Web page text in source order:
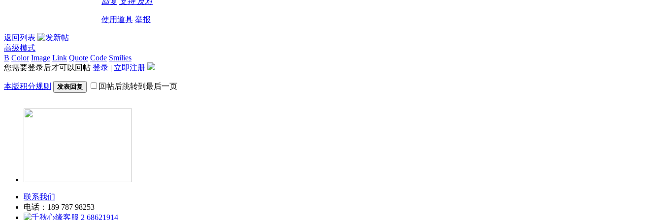
使用道具 举报
返回列表
高级模式
B Color Image Link Quote Code Smilies
您需要登录后才可以回帖 登录 | 立即注册
本版积分规则 发表回复 回帖后跳转到最后一页
联系我们
电话：189 787 98253
68621914